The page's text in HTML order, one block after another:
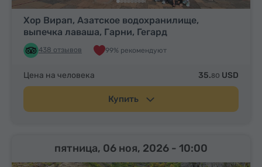
Хор Вирап, Азатское водохранилище,
выпечка лаваша, Гарни, Гегард
438 отзывов 99% рекомендуют
Цена на человека 35.80 USD
Купить
пятница, 06 ноя, 2026 - 10:00